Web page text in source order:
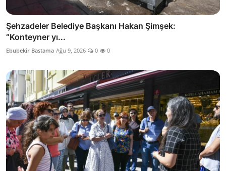
Şehzadeler Belediye Başkanı Hakan Şimşek:
“Konteyner yı...
Ebubekir Bastama Ağu 9, 2026 0 0